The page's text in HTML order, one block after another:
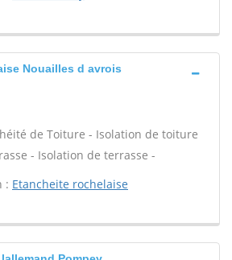
Nouailles d avrois
de Toiture - Isolation de toiture
- Isolation de terrasse -
: Etancheite rochelaise